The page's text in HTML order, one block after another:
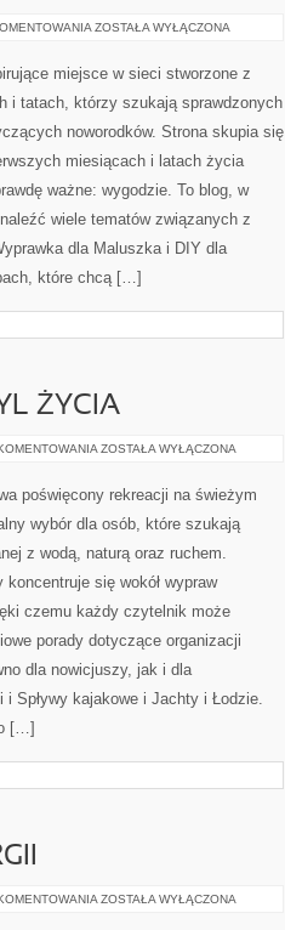
WYPRAWKA
ZOSTAŁA WYŁĄCZONA
miejsce w sieci stworzone z
i tatach, którzy szukają sprawdzonych
noworodków. Strona skupia się
miesiącach i latach życia
ważne: wygodzie. To blog, w
wiele tematów związanych z
dla Maluszka i DIY dla
które chcą […]
ŻYCIA
EKOPODRÓŻE
STYL
ŻYCIA
ZOSTAŁA WYŁĄCZONA
poświęcony rekreacji na świeżym
wybór dla osób, które szukają
z wodą, naturą oraz ruchem.
koncentruje się wokół wypraw
czemu każdy czytelnik może
porady dotyczące organizacji
dla nowicjuszy, jak i dla
Spływy kajakowe i Jachty i Łodzie.
[…]
EKO
ZOSTAŁA WYŁĄCZONA